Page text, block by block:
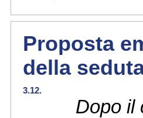
Proposta
della
3.12.
Dopo il